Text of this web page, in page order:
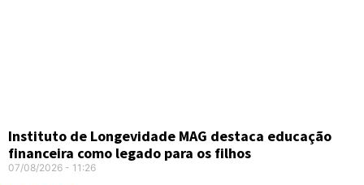
Instituto de Longevidade MAG destaca educação
financeira como legado para os filhos
07/08/2026 11:26